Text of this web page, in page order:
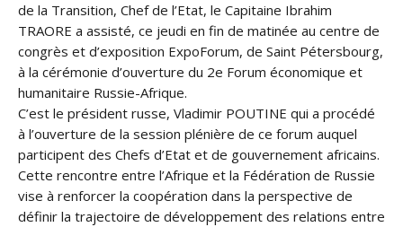
de la Transition, Chef de l’Etat, le Capitaine Ibrahim
TRAORE a assisté, ce jeudi en fin de matinée au centre de
congrès et d’exposition ExpoForum, de Saint Pétersbourg,
à la cérémonie d’ouverture du 2e Forum économique et
humanitaire Russie-Afrique.
C’est le président russe, Vladimir POUTINE qui a procédé
à l’ouverture de la session plénière de ce forum auquel
participent des Chefs d’Etat et de gouvernement africains.
Cette rencontre entre l’Afrique et la Fédération de Russie
vise à renforcer la coopération dans la perspective de
définir la trajectoire de développement des relations entre